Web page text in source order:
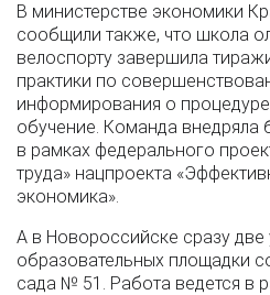
В министерстве экономики
сообщили также, что школа
велоспорту завершила
практики по
информирования о
обучение. Команда внедряла
в рамках федерального
труда» нацпроекта
экономика».
А в Новороссийске сразу две
образовательных площадки
сада № 51. Работа ведется в